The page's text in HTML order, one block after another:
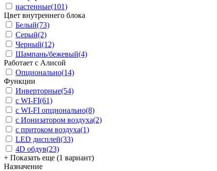
настенные(101)
Цвет внутреннего блока
Белый(73)
Серый(2)
Черный(12)
Шампань/бежевый(4)
Работает с Алисой
Опционально(14)
Функции
Инверторные(54)
с WI-FI(61)
с WI-FI опционально(8)
с Ионизатором воздуха(2)
с притоком воздуха(1)
LED дисплей(33)
4D обдув(23)
+ Показать еще (1 вариант)
Назначение